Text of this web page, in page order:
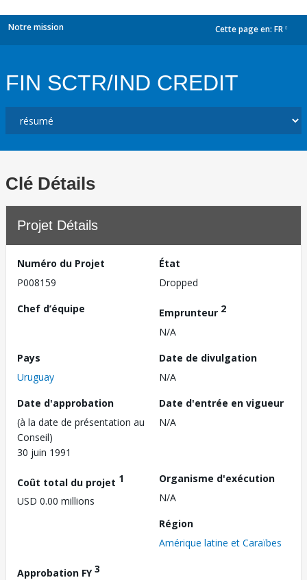
Notre mission Cette page en: FR
FIN SCTR/IND CREDIT
Clé Détails
Projet Détails
Numéro du Projet
P008159
État
Dropped
Chef d’équipe
Emprunteur 2
N/A
Pays
Uruguay
Date de divulgation
N/A
Date d'approbation
(à la date de présentation au
Conseil)
30 juin 1991
Date d'entrée en vigueur
N/A
Coût total du projet 1
USD 0.00 millions
Organisme d'exécution
N/A
Région
Amérique latine et Caraïbes
Approbation FY3